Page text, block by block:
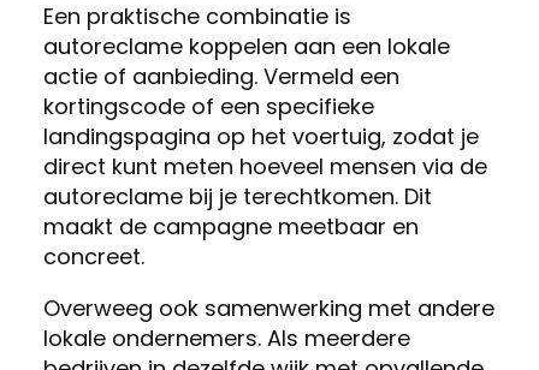
Een praktische combinatie is
autoreclame koppelen aan een lokale
actie of aanbieding. Vermeld een
kortingscode of een specifieke
landingspagina op het voertuig, zodat je
direct kunt meten hoeveel mensen via de
autoreclame bij je terechtkomen. Dit
maakt de campagne meetbaar en
concreet.
Overweeg ook samenwerking met andere
lokale ondernemers. Als meerdere